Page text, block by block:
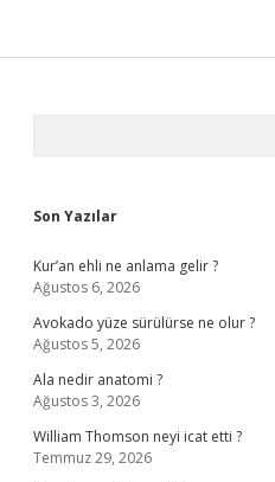
Son Yazılar
Kur’an ehli ne anlama gelir ?
Ağustos 6, 2026
Avokado yüze sürülürse ne olur ?
Ağustos 5, 2026
Ala nedir anatomi ?
Ağustos 3, 2026
William Thomson neyi icat etti ?
Temmuz 29, 2026